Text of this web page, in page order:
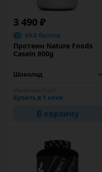
3 490 ₽
69.8 баллов
Протеин Nature Foods
Casein 900g
Купить в 1 клик
В корзину